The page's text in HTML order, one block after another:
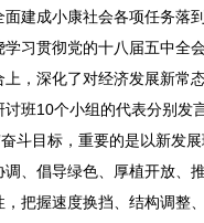
建成小康社会各项任务落
贯彻党的十八届五中全
，深化了对经济发展新常
班10个小组的代表分别发
目标，重要的是以新发
、倡导绿色、厚植开放、
把握速度换挡、结构调